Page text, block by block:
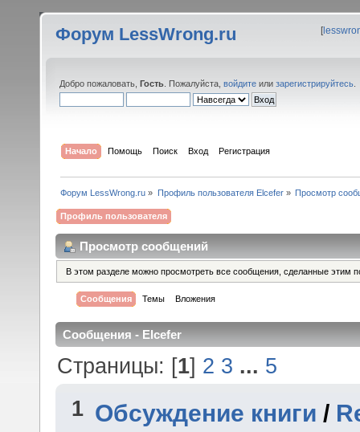
Форум LessWrong.ru [
Добро пожаловать, Гость . Пожалуйста, войдите или зарегистрируйтесь
Начало Помощь Поиск Вход Регистрация
Форум LessWrong.ru » Профиль пользователя Elcefer» Просмотр
Профиль пользователя
Просмотр сообщений
В этом разделе можно просмотреть все сообщения, сделанные этим
Сообщения Темы Вложения
Сообщения - Elcefer
Страницы: [1] 2 3 ... 5
1 Обсуждение книги /